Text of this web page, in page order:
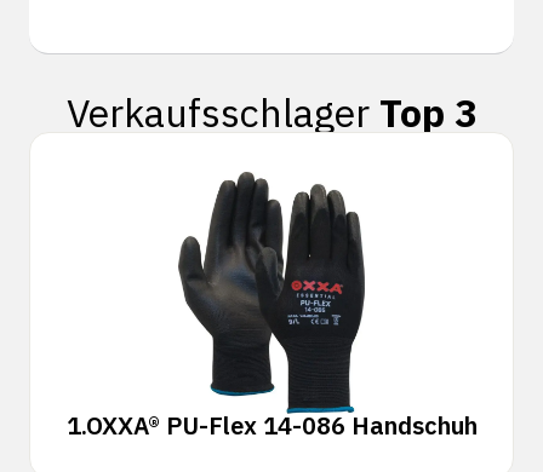
Verkaufsschlager Top 3
1.OXXA® PU-Flex 14-086 Handschuh